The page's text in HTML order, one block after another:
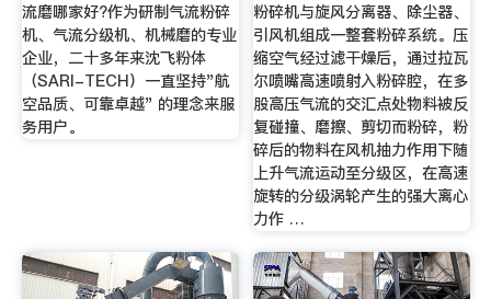
流磨哪家好?作为研制气流粉碎
机、气流分级机、机械磨的专业
企业，二十多年来沈飞粉体
（SARI-TECH）一直坚持"航
空品质、可靠卓越" 的理念来服
务用户。
粉碎机与旋风分离器、除尘器、
引风机组成一整套粉碎系统。压
缩空气经过滤干燥后，通过拉瓦
尔喷嘴高速喷射入粉碎腔，在多
股高压气流的交汇点处物料被反
复碰撞、磨擦、剪切而粉碎，粉
碎后的物料在风机抽力作用下随
上升气流运动至分级区，在高速
旋转的分级涡轮产生的强大离心
力作 …